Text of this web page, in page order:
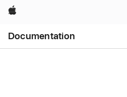
Apple
Documentation
menu